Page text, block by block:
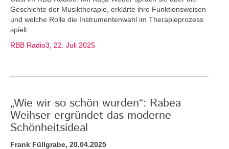
Geschichte der Musiktherapie, erklärte ihre Funktionsweisen
und welche Rolle die Instrumentenwahl im Therapieprozess
spielt.
RBB Radio3, 22. Juli 2025
„Wie wir so schön wurden“: Rabea
Weihser ergründet das moderne
Schönheitsideal
Frank Füllgrabe, 20.04.2025